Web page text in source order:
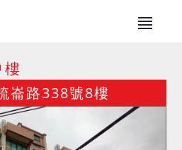
崙路338號8樓